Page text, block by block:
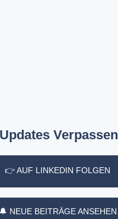
Verpassen
👉 AUF LINKEDIN FOLGEN
🔔 NEUE BEITRÄGE ANSEHEN